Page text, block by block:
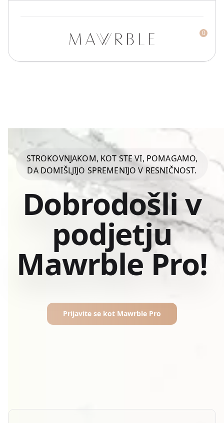
Mawrble
0
STROKOVNJAKOM, KOT STE VI, POMAGAMO,
DA DOMIŠLJIJO SPREMENIJO V RESNIČNOST.
Dobrodošli v
podjetju
Mawrble Pro!
Prijavite se kot Mawrble Pro